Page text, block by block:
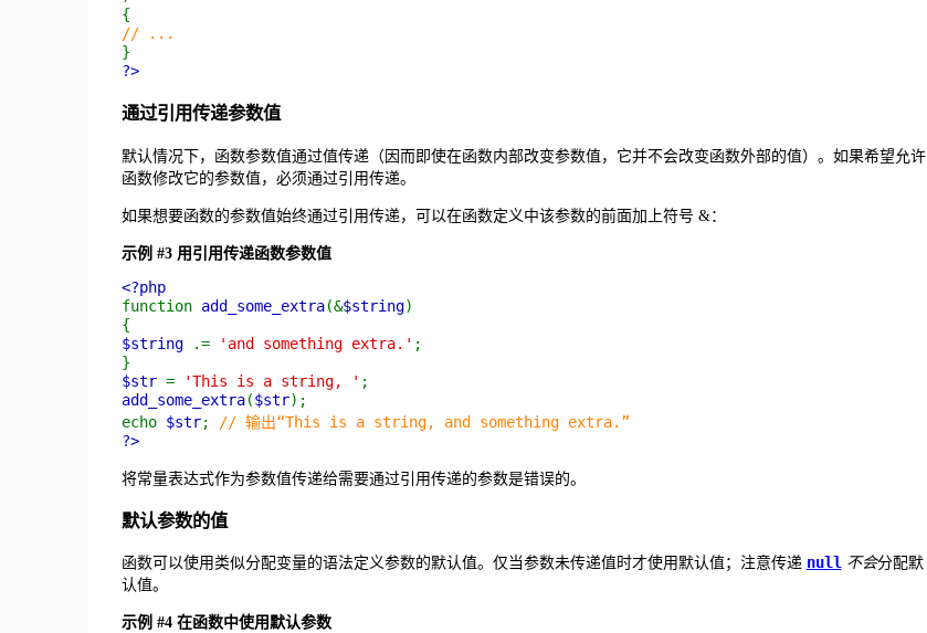
{
// ...
}
?>
通过引用传递参数值
默认情况下，函数参数值通过值传递（因而即使在函数内部改变参数值，它并不会改变函数外部的值）。如果希望允许
函数修改它的参数值，必须通过引用传递。
如果想要函数的参数值始终通过引用传递，可以在函数定义中该参数的前面加上符号 &：
示例 #3 用引用传递函数参数值
<?php
function add_some_extra(&$string)
{
$string
.= 'and something extra.' ;
}
$str = 'This is a string, ' ;
add_some_extra($str);
echo $str;
// 输出“This is a string, and something extra.”
?>
将常量表达式作为参数值传递给需要通过引用传递的参数是错误的。
默认参数的值
函数可以使用类似分配变量的语法定义参数的默认值。仅当参数未传递值时才使用默认值；注意传递 null 不会分配默
认值。
示例 #4 在函数中使用默认参数